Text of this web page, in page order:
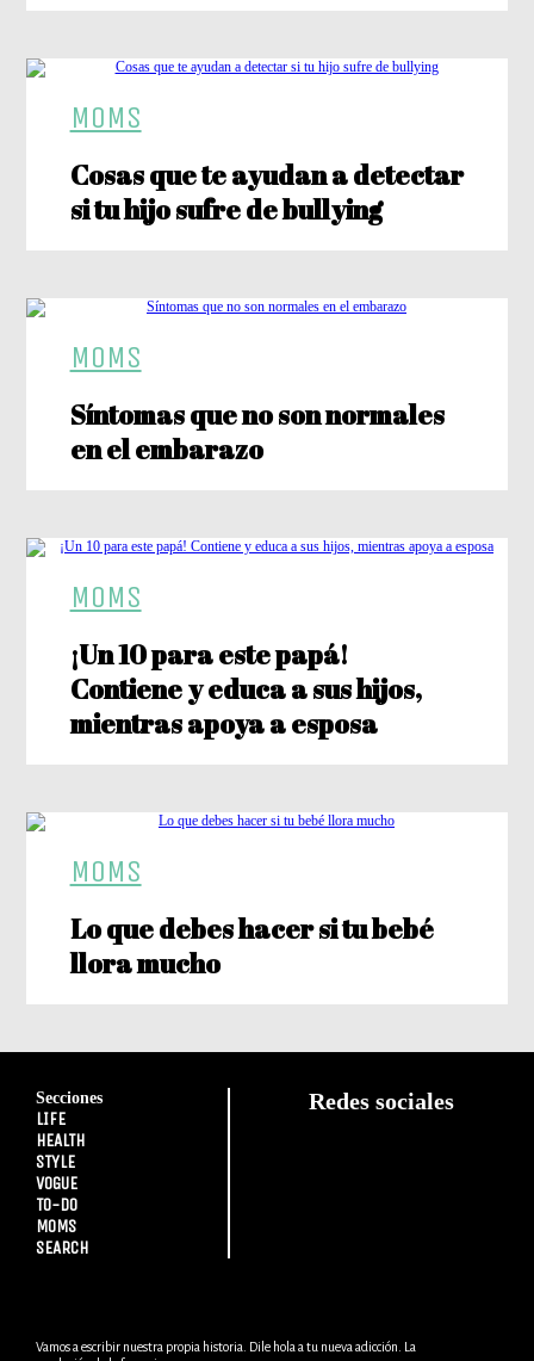
MOMS
Cosas que te ayudan a detectar
si tu hijo sufre de bullying
MOMS
Síntomas que no son normales
en el embarazo
MOMS
¡Un 10 para este papá!
Contiene y educa a sus hijos,
mientras apoya a esposa
MOMS
Lo que debes hacer si tu bebé
llora mucho
Secciones
LIFE
HEALTH
STYLE
VOGUE
TO-DO
MOMS
SEARCH
Redes sociales
Vamos a escribir nuestra propia historia. Dile hola a tu nueva adicción. La